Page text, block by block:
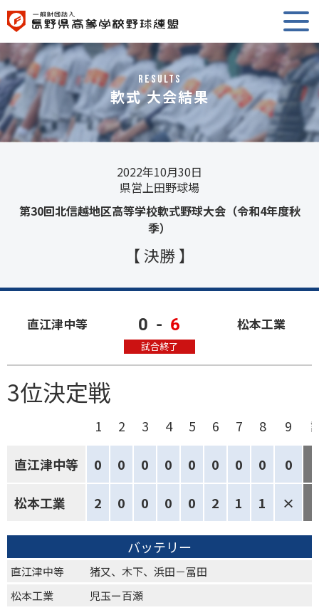
RESULTS
軟式 大会結果
2022年10月30日
県営上田野球場
第30回北信越地区高等学校軟式野球大会（令和4年度秋
季）
【 決勝 】
直江津中等 0 - 6
試合終了
松本工業
3位決定戦
1 2 3 4 5 6 7 8 9
直江津中等 0 0 0 0 0 0 0 0 0
松本工業 2 0 0 0 0 2 1 1 ×
バッテリー
直江津中等
猪又、木下、浜田－冨田
松本工業
児玉ー百瀬